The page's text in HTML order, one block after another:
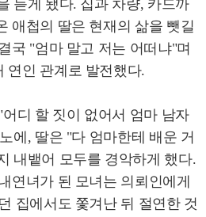
듣게 됐다. 집과 차량, 카드까
애첩의 딸은 현재의 삶을 뺏길
국 "엄마 말고 저는 어떠냐"며
연인 관계로 발전했다.
디 할 짓이 없어서 엄마 남자
에, 딸은 "다 엄마한테 배운 거
내뱉어 모두를 경악하게 했다.
연녀가 된 모녀는 의뢰인에게
집에서도 쫓겨난 뒤 절연한 것